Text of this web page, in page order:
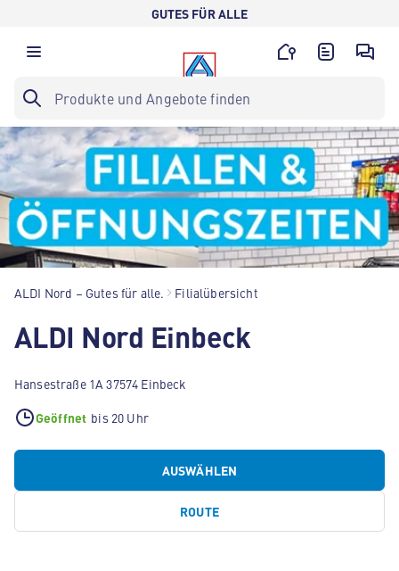
GUTES FÜR ALLE
ALDI Nord – Gutes für alle. Filialübersicht
ALDI Nord Einbeck
Hansestraße 1A 37574 Einbeck
Geöffnet bis 20 Uhr
AUSWÄHLEN
ROUTE